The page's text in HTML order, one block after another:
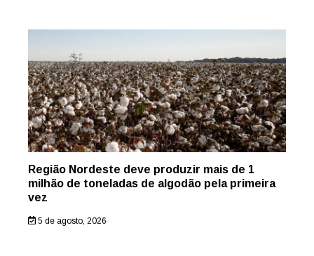
Região Nordeste deve produzir mais de 1
milhão de toneladas de algodão pela primeira
vez
5 de agosto, 2026